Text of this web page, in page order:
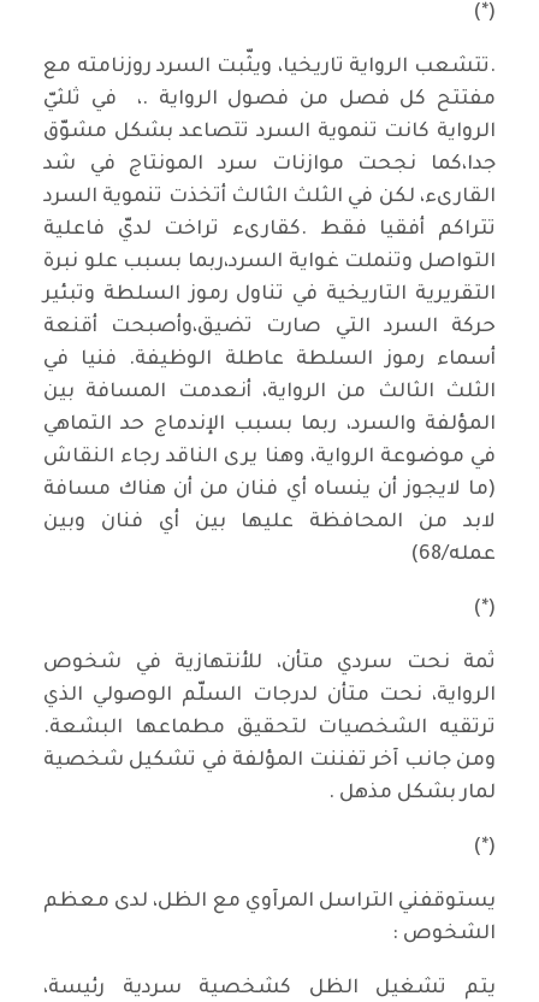
(*)
.تتشعب الرواية تاريخيا، ويثّبت السرد روزنامته مع
مفتتح كل فصل من فصول الرواية .، في ثلثيّ
الرواية كانت تنموية السرد تتصاعد بشكل مشوّق
جدا،كما نجحت موازنات سرد المونتاج في شد
القارىء، لكن في الثلث الثالث أتخذت تنموية السرد
تتراكم أفقيا فقط .كقارىء تراخت لديّ فاعلية
التواصل وتنملت غواية السرد،ربما بسبب علو نبرة
التقريرية التاريخية في تناول رموز السلطة وتبئير
حركة السرد التي صارت تضيق،وأصبحت أقنعة
أسماء رموز السلطة عاطلة الوظيفة. فنيا في
الثلث الثالث من الرواية، أنعدمت المسافة بين
المؤلفة والسرد، ربما بسبب الإندماج حد التماهي
في موضوعة الرواية، وهنا يرى الناقد رجاء النقاش
(ما لايجوز أن ينساه أي فنان من أن هناك مسافة
لابد من المحافظة عليها بين أي فنان وبين
عمله/68)
(*)
ثمة نحت سردي متأن، للأنتهازية في شخوص
الرواية، نحت متأن لدرجات السلّم الوصولي الذي
ترتقيه الشخصيات لتحقيق مطماعها البشعة.
ومن جانب آخر تفننت المؤلفة في تشكيل شخصية
لمار بشكل مذهل .
(*)
يستوقفني التراسل المرآوي مع الظل، لدى معظم
الشخوص :
يتم تشغيل الظل كشخصية سردية رئيسة،